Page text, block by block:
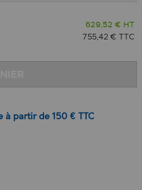
629,52 € HT
755,42 € TTC
à partir de 150 € TTC